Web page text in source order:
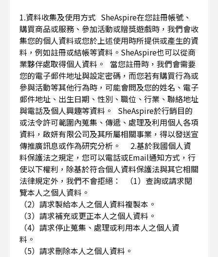
1.資料收集及使用方式 SheAspire在您註冊帳號、
購買商品或服務、參加活動或贈獎遊戲時，我們會收
集您的個人資料或您於上述使用時所提供或產生的資
料，例如註冊或結帳等資料。SheAspire也可以從商
業夥伴處取得個人資料。 當您註冊時，我們會需要
您的電子郵件地址與設定密碼，而您若有購買行為或
參與活動等其他行為時，可能會問及您的姓名、電子
郵件地址、出生日期、性別、職位、行業、聯絡地址
與電話及個人興趣等資料。 SheAspire於行銷目的
或法令許可範圍內蒐集、傳遞、處理及利用個人各項
資料，啟妍有限公司及其所屬相關事業，得以發送宣
傳推廣訊息或作為研究分析。 2.基於我國個人資
料保護法之規定，您可以電話或Email通知方式，行
使以下權利，除基於符合個人資料保護法與其它相關
法律規定外，我們不會拒絕： （1）查詢或請求閱
覽本人之個人資料。
（2）請求製給本人之個人資料複製本。
（3）請求補充或更正本人之個人資料。
（4）請求停止蒐集、處理或利用本人之個人資
料。
（5）請求刪除本人之個人資料。